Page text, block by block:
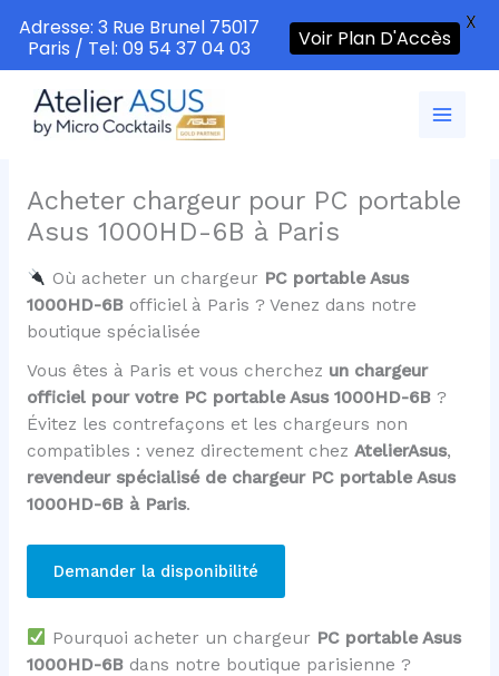
contenu
Acheter chargeur pour PC portable
Asus 1000HD-6B à Paris
Où acheter un chargeur PC portable Asus
1000HD-6Bofficiel à Paris ? Venez dans notre
boutique spécialisée
Vous êtes à Paris et vous cherchez un chargeur
officiel pour votre PC portable Asus 1000HD-6B?
Évitez les contrefaçons et les chargeurs non
compatibles : venez directement chez AtelierAsus,
revendeur spécialisé de chargeur PC portable Asus
1000HD-6B à Paris.
Demander la disponibilité
Pourquoi acheter un chargeur PC portable Asus
1000HD-6Bdans notre boutique parisienne ?
Adresse: 3 Rue Brunel 75017
Paris / Tel: 09 54 37 04 03
Voir Plan D'Accès
X